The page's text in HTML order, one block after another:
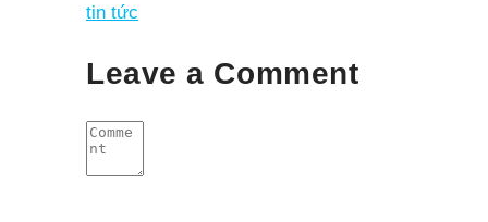
tin tức
Leave a Comment